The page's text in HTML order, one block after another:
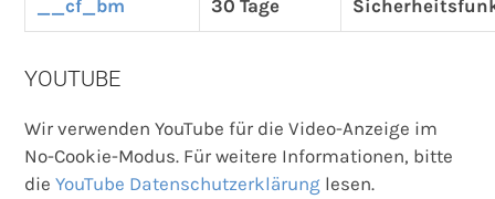
__cf_bm 30 Tage
YOUTUBE
Wir verwenden YouTube für die Video-Anzeige im
No-Cookie-Modus. Für weitere Informationen, bitte
dieYouTube Datenschutzerklärung lesen.